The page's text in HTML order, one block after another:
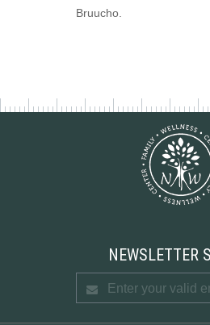
Bruucho.
NEWSLETTER